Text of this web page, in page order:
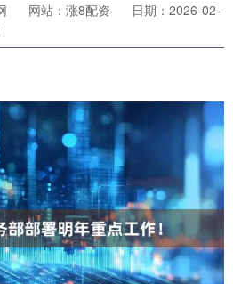
网站：涨8配资
日期：2026-02-